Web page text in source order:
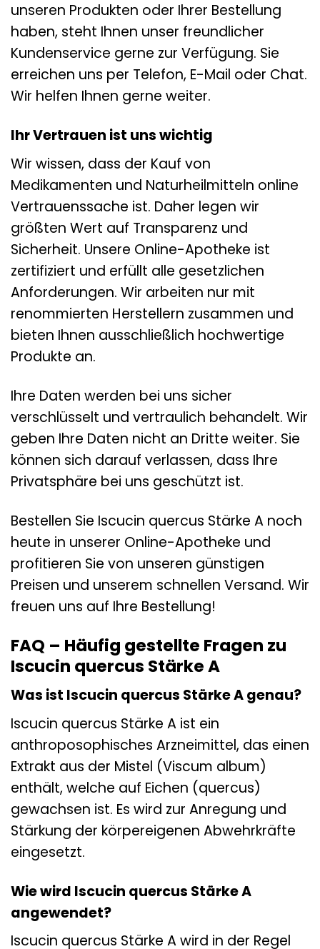
unseren Produkten oder Ihrer Bestellung
haben, steht Ihnen unser freundlicher
Kundenservice gerne zur Verfügung. Sie
erreichen uns per Telefon, E-Mail oder Chat.
Wir helfen Ihnen gerne weiter.
Ihr Vertrauen ist uns wichtig
Wir wissen, dass der Kauf von
Medikamenten und Naturheilmitteln online
Vertrauenssache ist. Daher legen wir
größten Wert auf Transparenz und
Sicherheit. Unsere Online-Apotheke ist
zertifiziert und erfüllt alle gesetzlichen
Anforderungen. Wir arbeiten nur mit
renommierten Herstellern zusammen und
bieten Ihnen ausschließlich hochwertige
Produkte an.
Ihre Daten werden bei uns sicher
verschlüsselt und vertraulich behandelt. Wir
geben Ihre Daten nicht an Dritte weiter. Sie
können sich darauf verlassen, dass Ihre
Privatsphäre bei uns geschützt ist.
Bestellen Sie Iscucin quercus Stärke A noch
heute in unserer Online-Apotheke und
profitieren Sie von unseren günstigen
Preisen und unserem schnellen Versand. Wir
freuen uns auf Ihre Bestellung!
FAQ – Häufig gestellte Fragen zu
Iscucin quercus Stärke A
Was ist Iscucin quercus Stärke A genau?
Iscucin quercus Stärke A ist ein
anthroposophisches Arzneimittel, das einen
Extrakt aus der Mistel (Viscum album)
enthält, welche auf Eichen (quercus)
gewachsen ist. Es wird zur Anregung und
Stärkung der körpereigenen Abwehrkräfte
eingesetzt.
Wie wird Iscucin quercus Stärke A
angewendet?
Iscucin quercus Stärke A wird in der Regel